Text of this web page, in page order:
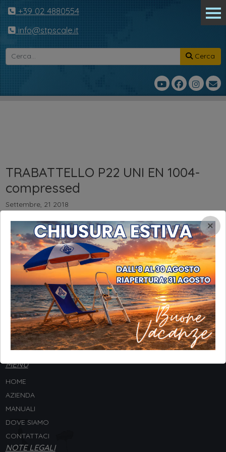
+39 02 4880554
info@stpscale.it
Cerca
TRABATTELLO P22 UNI EN 1004-
compressed
Settembre, 21 2018
INFORMAZIONI
STP Srl
Via Galileo Galilei, 8
20057 Assago (MI) - ITALY
Tel. +39 02 4880554
P.IVA 02212270157
Codice Univoco SUBM70N
MENU
HOME
AZIENDA
MANUALI
DOVE SIAMO
CONTATTACI
NOTE LEGALI
×